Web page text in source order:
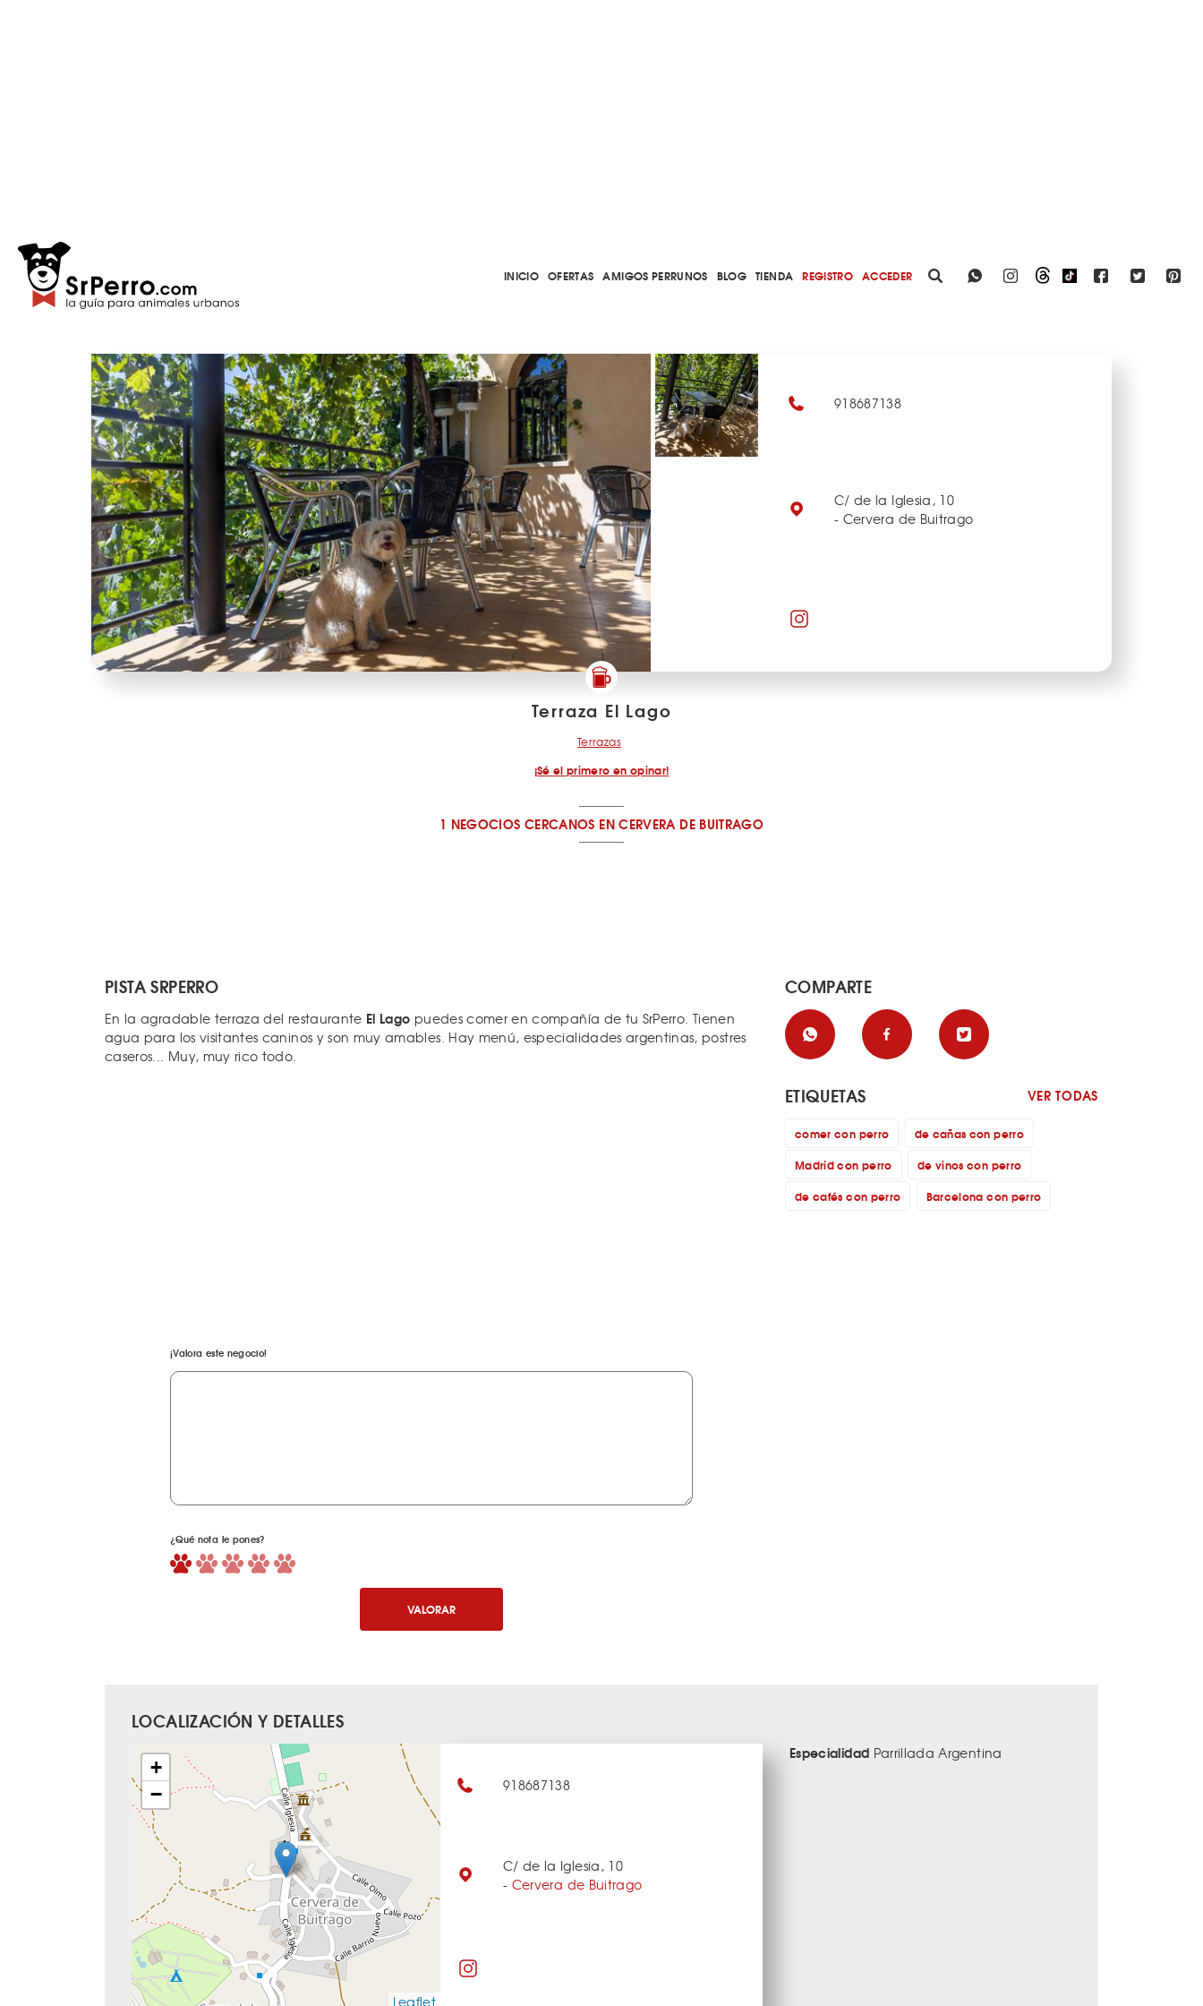
INICIO OFERTAS AMIGOS PERRUNOS BLOG TIENDA REGISTRO ACCEDER
918687138
C/ de la Iglesia, 10
- Cervera de Buitrago
Terraza El Lago
Terrazas
¡Sé el primero en opinar!
1 NEGOCIOS CERCANOS EN CERVERA DE BUITRAGO
PISTA SRPERRO
En la agradable terraza del restaurante El Lago puedes comer en compañía de tu SrPerro. Tienen
agua para los visitantes caninos y son muy amables. Hay menú, especialidades argentinas, postres
caseros... Muy, muy rico todo.
¡Valora este negocio!
¿Qué nota le pones?
VALORAR
COMPARTE
ETIQUETAS VER TODAS
comer con perro
de cañas con perro
Madrid con perro
de vinos con perro
de cafés con perro
Barcelona con perro
LOCALIZACIÓN Y DETALLES
+
−
Leaflet
918687138
C/ de la Iglesia, 10
- Cervera de Buitrago
Especialidad Parrillada Argentina